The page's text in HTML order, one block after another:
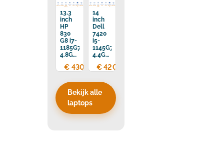
13,3
inch
HP
830
G8 i7-
1185G7
4.8GHz
DDR4
SSD
€ 430,00
14
inch
Dell
7420
i5-
1145G7
4.4GHz
DDR4
SSD
€ 420,00
Bekijk alle
laptops